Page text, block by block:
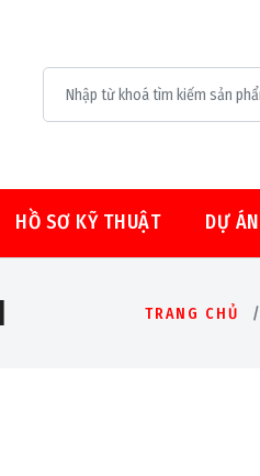
HỒ SƠ KỸ THUẬT DỰ ÁN
TRANG CHỦ